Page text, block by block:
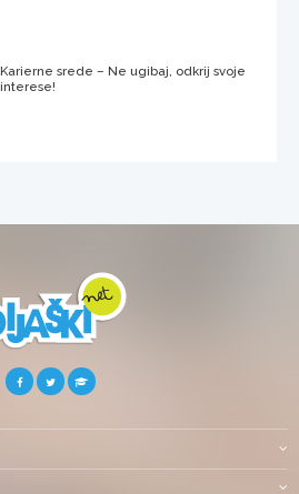
Karierne srede – Ne ugibaj, odkrij svoje
interese!